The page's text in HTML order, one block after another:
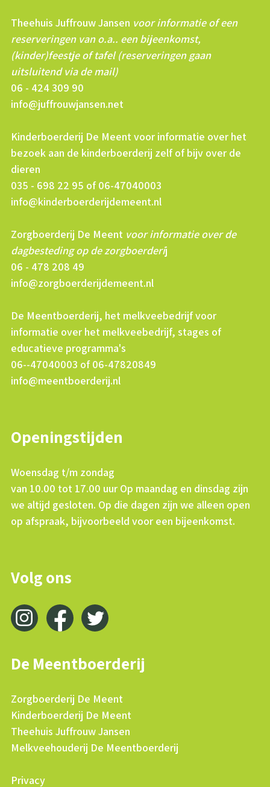
Theehuis Juffrouw Jansen voor informatie of een
reserveringen van o.a.. een bijeenkomst,
(kinder)feestje of tafel (reserveringen gaan
uitsluitend via de mail)
06 - 424 309 90
info@juffrouwjansen.net
Kinderboerderij De Meent voor informatie over het
bezoek aan de kinderboerderij zelf of bijv over de
dieren
035 - 698 22 95 of 06-47040003
info@kinderboerderijdemeent.nl
Zorgboerderij De Meent voor informatie over de
dagbesteding op de zorgboerderij
06 - 478 208 49
info@zorgboerderijdemeent.nl
De Meentboerderij, het melkveebedrijf voor
informatie over het melkveebedrijf, stages of
educatieve programma's
06--47040003 of 06-47820849
info@meentboerderij.nl
Openingstijden
Woensdag t/m zondag
van 10.00 tot 17.00 uur Op maandag en dinsdag zijn
we altijd gesloten. Op die dagen zijn we alleen open
op afspraak, bijvoorbeeld voor een bijeenkomst.
Volg ons
De Meentboerderij
Zorgboerderij De Meent
Kinderboerderij De Meent
Theehuis Juffrouw Jansen
Melkveehouderij De Meentboerderij
Privacy